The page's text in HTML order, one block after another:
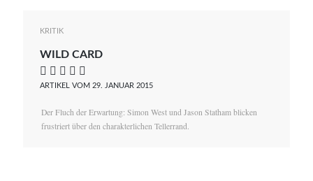
KRITIK
WILD CARD
    
ARTIKEL VOM 29. JANUAR 2015
Der Fluch der Erwartung: Simon West und Jason Statham blicken
frustriert über den charakterlichen Tellerrand.